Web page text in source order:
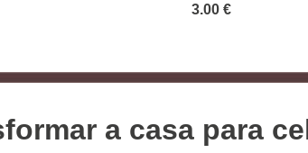
15.00 €
a casa para